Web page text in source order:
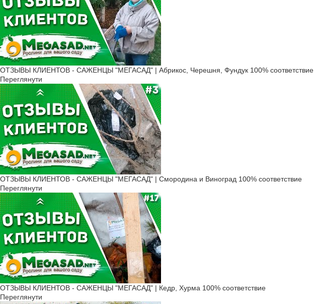
ОТЗЫВЫ КЛИЕНТОВ - САЖЕНЦЫ "МЕГАСАД" | Абрикос, Черешня, Фундук 100% соответствие
Переглянути
ОТЗЫВЫ КЛИЕНТОВ - САЖЕНЦЫ "МЕГАСАД" | Смородина и Виноград 100% соответствие
Переглянути
ОТЗЫВЫ КЛИЕНТОВ - САЖЕНЦЫ "МЕГАСАД" | Кедр, Хурма 100% соответствие
Переглянути